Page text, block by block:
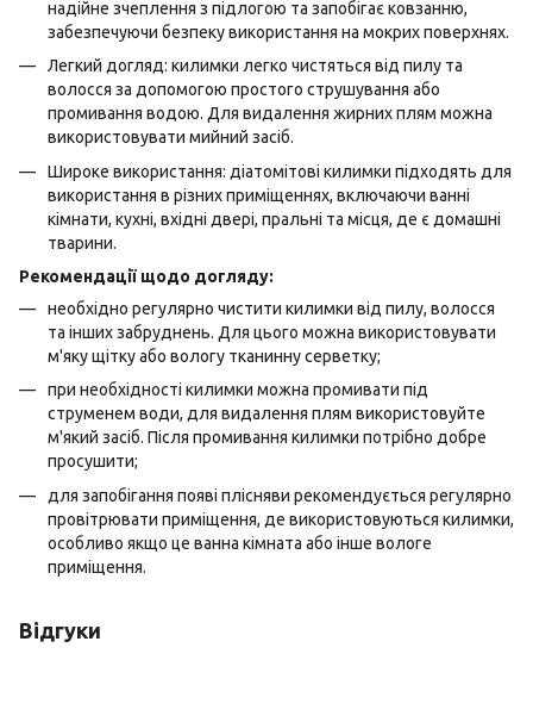
надійне зчеплення з підлогою та запобігає ковзанню,
забезпечуючи безпеку використання на мокрих поверхнях.
Легкий догляд: килимки легко чистяться від пилу та
волосся за допомогою простого струшування або
промивання водою. Для видалення жирних плям можна
використовувати мийний засіб.
Широке використання: діатомітові килимки підходять для
використання в різних приміщеннях, включаючи ванні
кімнати, кухні, вхідні двері, пральні та місця, де є домашні
тварини.
Рекомендації щодо догляду:
необхідно регулярно чистити килимки від пилу, волосся
та інших забруднень. Для цього можна використовувати
м'яку щітку або вологу тканинну серветку;
при необхідності килимки можна промивати під
струменем води, для видалення плям використовуйте
м'який засіб. Після промивання килимки потрібно добре
просушити;
для запобігання появі плісняви рекомендується регулярно
провітрювати приміщення, де використовуються килимки,
особливо якщо це ванна кімната або інше вологе
приміщення.
Відгуки